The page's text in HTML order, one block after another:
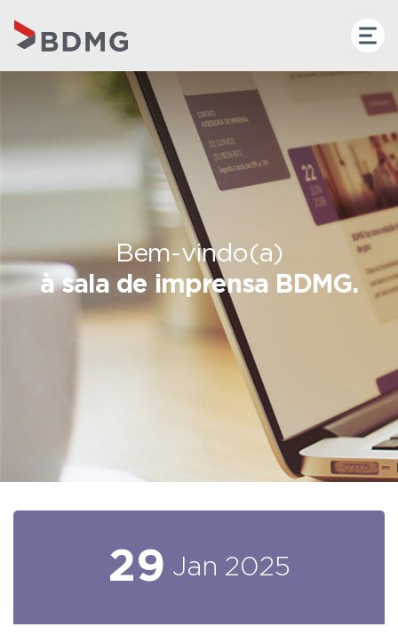
Bem-vindo(a)
à sala de imprensa BDMG.
29 Jan 2025